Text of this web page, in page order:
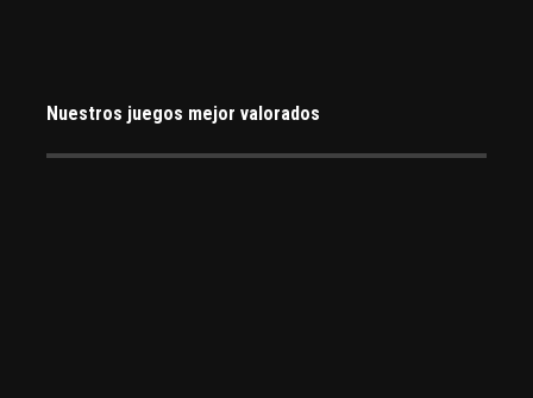
Nuestros juegos mejor valorados